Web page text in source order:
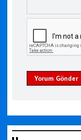
Yorum Gönder